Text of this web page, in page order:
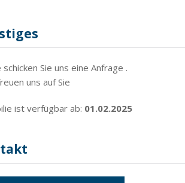
Sie uns eine Anfrage .
uns auf Sie
ist verfügbar ab: 01.02.2025